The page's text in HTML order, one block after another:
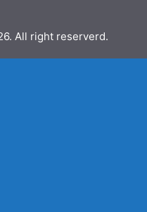
All right reserverd.